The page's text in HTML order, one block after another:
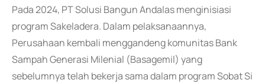
Pada 2024, PT Solusi Bangun Andalas menginisiasi
program Sakeladera. Dalam pelaksanaannya,
Perusahaan kembali menggandeng komunitas Bank
Sampah Generasi Milenial (Basagemil) yang
sebelumnya telah bekerja sama dalam program Sobat Si